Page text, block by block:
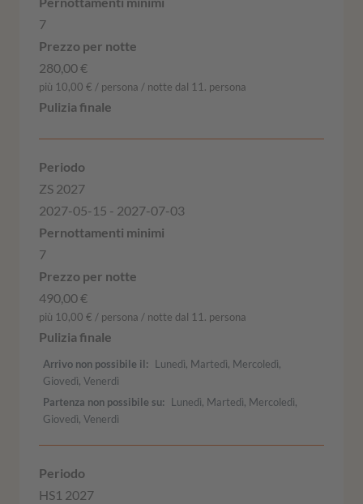
7
280,00 €
più 10,00 € / persona / notte dal 11. persona
ZS 2027
2027-05-15 - 2027-07-03
7
490,00 €
più 10,00 € / persona / notte dal 11. persona
Arrivo non possibile il
Lunedì, Martedì, Mercoledì,
Giovedì, Venerdì
Partenza non possibile su
Lunedì, Martedì, Mercoledì,
Giovedì, Venerdì
HS1 2027